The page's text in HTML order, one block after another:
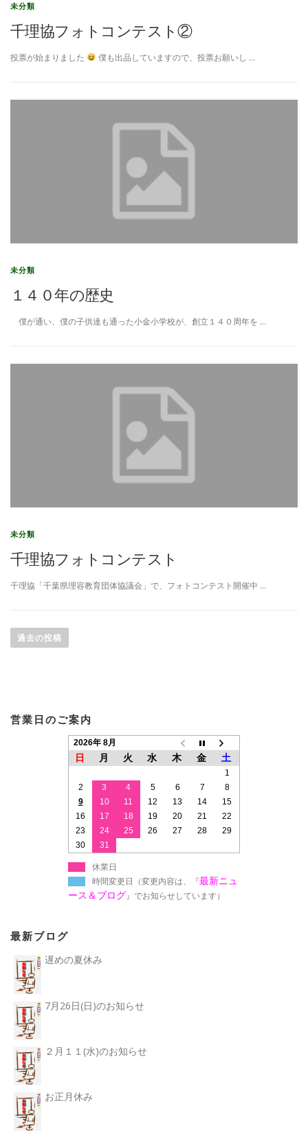
未分類
千理協フォトコンテスト②
投票が始まりました 僕も出品していますので、投票お願いし …
未分類
１４０年の歴史
僕が通い、僕の子供達も通った小金小学校が、創立１４０周年を …
未分類
千理協フォトコンテスト
千理協「千葉県理容教育団体協議会」で、フォトコンテスト開催中 …
稿
シ
過去の投稿
営業日のご案内
2026年 8月
日 月 火 水 木 金 土
1
2
3 4 5 6 7
8
9
10 11 12 13 14
15
16
17 18 19 20 21
22
23
24 25 26 27 28
29
30
31
休業日
時間変更日（変更内容は、『最新ニュ
ース＆ブログ』でお知らせしています）
最新ブログ
遅めの夏休み
7月26日(日)のお知らせ
２月１１(水)のお知らせ
お正月休み